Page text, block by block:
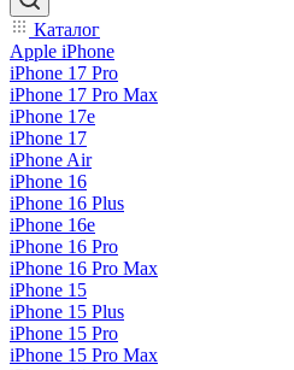
Каталог
Apple iPhone
iPhone 17 Pro
iPhone 17 Pro Max
iPhone 17e
iPhone 17
iPhone Air
iPhone 16
iPhone 16 Plus
iPhone 16e
iPhone 16 Pro
iPhone 16 Pro Max
iPhone 15
iPhone 15 Plus
iPhone 15 Pro
iPhone 15 Pro Max